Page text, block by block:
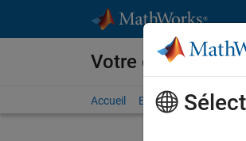
Votre carrière
Accueil Explorer nos